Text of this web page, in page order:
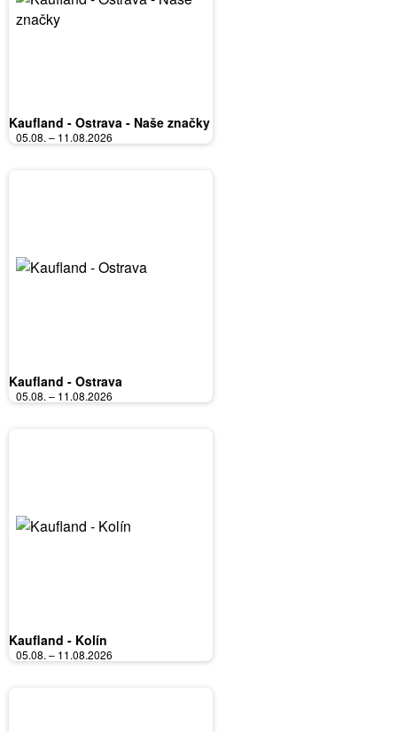
Kaufland - Ostrava - Naše značky
05.08. – 11.08.2026
Kaufland - Ostrava
05.08. – 11.08.2026
Kaufland - Kolín
05.08. – 11.08.2026